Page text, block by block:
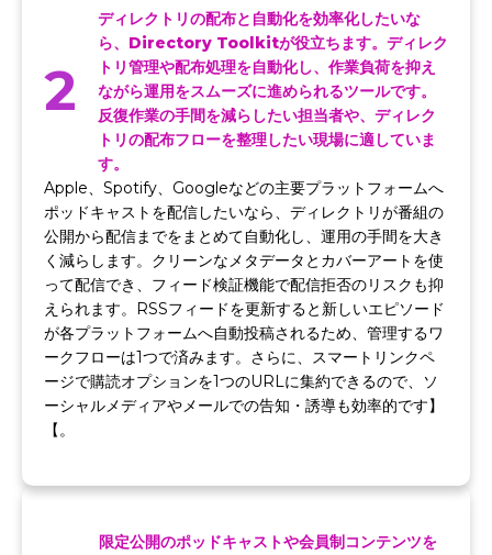
2
ディレクトリの配布と自動化を効率化したいな
ら、Directory Toolkitが役立ちます。ディレク
トリ管理や配布処理を自動化し、作業負荷を抑え
ながら運用をスムーズに進められるツールです。
反復作業の手間を減らしたい担当者や、ディレク
トリの配布フローを整理したい現場に適していま
す。
Apple、Spotify、Googleなどの主要プラットフォームへ
ポッドキャストを配信したいなら、ディレクトリが番組の
公開から配信までをまとめて自動化し、運用の手間を大き
く減らします。クリーンなメタデータとカバーアートを使
って配信でき、フィード検証機能で配信拒否のリスクも抑
えられます。RSSフィードを更新すると新しいエピソード
が各プラットフォームへ自動投稿されるため、管理するワ
ークフローは1つで済みます。さらに、スマートリンクペ
ージで購読オプションを1つのURLに集約できるので、ソ
ーシャルメディアやメールでの告知・誘導も効率的です】
【。
限定公開のポッドキャストや会員制コンテンツを